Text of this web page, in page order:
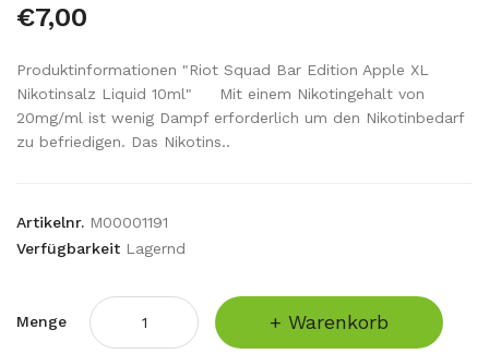
€7,00
Produktinformationen "Riot Squad Bar Edition Apple XL
Nikotinsalz Liquid 10ml" Mit einem Nikotingehalt von
20mg/ml ist wenig Dampf erforderlich um den Nikotinbedarf
zu befriedigen. Das Nikotins..
Artikelnr. M00001191
Verfügbarkeit Lagernd
Menge + Warenkorb